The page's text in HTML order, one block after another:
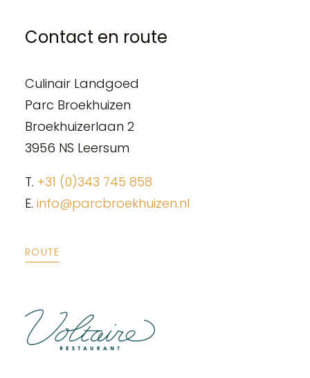
Contact en route
Culinair Landgoed
Parc Broekhuizen
Broekhuizerlaan 2
3956 NS Leersum
T. +31 (0)343 745 858
E. info@parcbroekhuizen.nl
ROUTE